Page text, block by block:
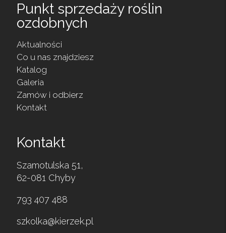
Punkt sprzedaży roślin
ozdobnych
Aktualności
Co u nas znajdziesz
Katalog
Galeria
Zamów i odbierz
Kontakt
Kontakt
Szamotulska 51,
62-081 Chyby
793 407 488
szkolka@kierzek.pl